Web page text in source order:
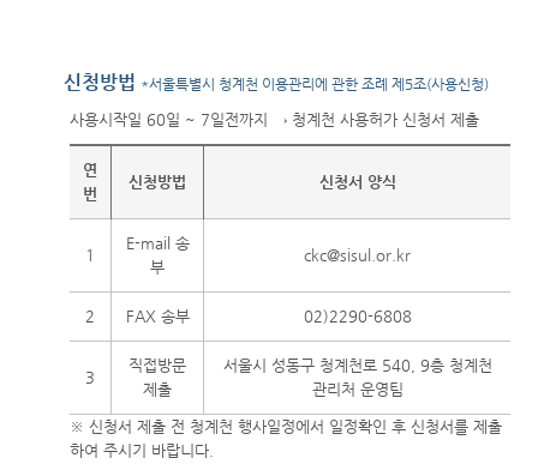
신청방법 *서울특별시 청계천 이용관리에 관한 조례 제5조(사용신청)
사용시작일 60일 ~ 7일전까지 → 청계천 사용허가 신청서 제출
연
번
신청방법 신청서 양식
1
E-mail 송
부
ckc@sisul.or.kr
2 FAX 송부 02)2290-6808
3
직접방문
제출
서울시 성동구 청계천로 540, 9층 청계천
관리처 운영팀
※ 신청서 제출 전 청계천 행사일정에서 일정확인 후 신청서를 제출
하여 주시기 바랍니다.